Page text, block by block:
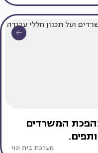
המשרדים
מערכת בית ונוי